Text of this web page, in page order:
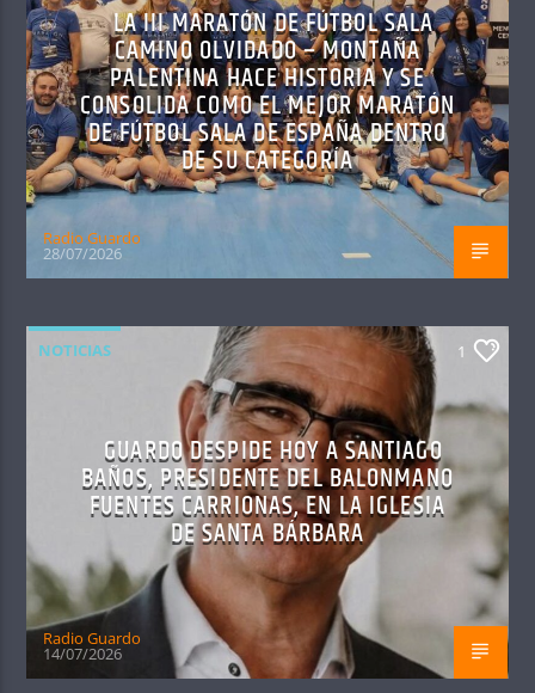
LA III MARATÓN DE FÚTBOL SALA
CAMINO OLVIDADO – MONTAÑA
PALENTINA HACE HISTORIA Y SE
CONSOLIDA COMO EL MEJOR MARATÓN
DE FÚTBOL SALA DE ESPAÑA DENTRO
DE SU CATEGORÍA
Radio Guardo
28/07/2026
NOTICIAS 1
GUARDO DESPIDE HOY A SANTIAGO
BAÑOS, PRESIDENTE DEL BALONMANO
FUENTES CARRIONAS, EN LA IGLESIA
DE SANTA BÁRBARA
Radio Guardo
14/07/2026